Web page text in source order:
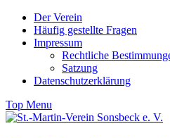
Skip
content
Der Verein
Häufig gestellte Fragen
Impressum
Rechtliche
Satzung
Datenschutzerklärung
Top Menu